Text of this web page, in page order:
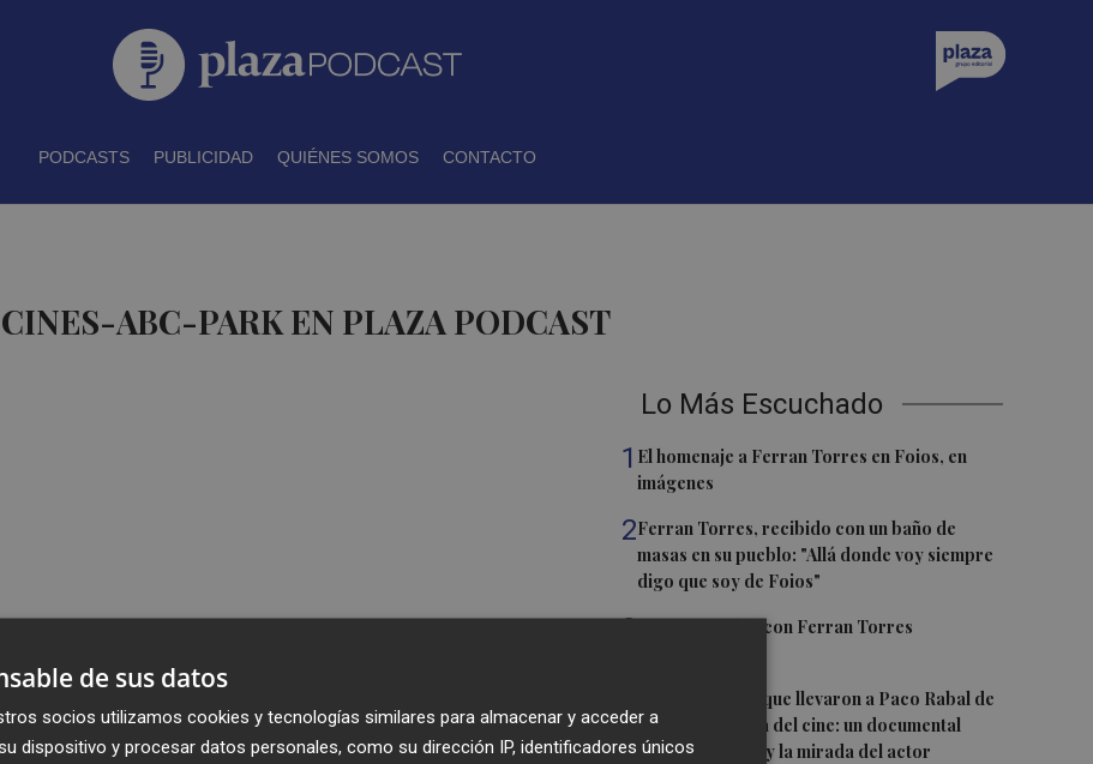
PODCASTS PUBLICIDAD QUIÉNES SOMOS CONTACTO
ABC-PARK EN PLAZA PODCAST
Lo Más Escuchado
1 El homenaje a Ferran Torres en Foios, en
imágenes
2Ferran Torres, recibido con un baño de
masas en su pueblo: "Allá donde voy siempre
digo que soy de Foios"
3Foios se vuelca con Ferran Torres
Las '200 vidas' que llevaron a Paco Rabal de
Águilas a la cima del cine: un documental
recupera la voz y la mirada del actor
de sus datos
socios utilizamos cookies y tecnologías similares para almacenar y acceder a
dispositivo y procesar datos personales, como su dirección IP, identificadores únicos